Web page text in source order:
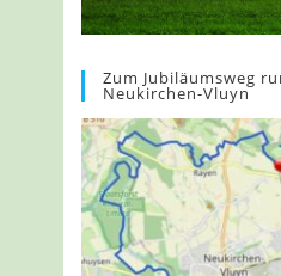
Zum Jubiläumsweg
Neukirchen-Vluyn